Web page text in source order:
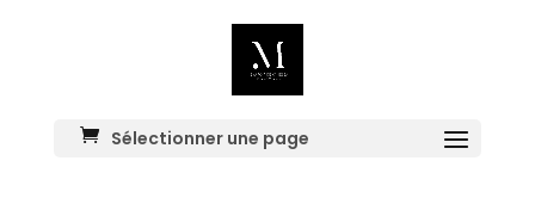
Sélectionner une page